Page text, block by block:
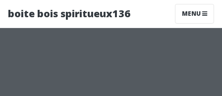
boite bois spiritueux136 MENU